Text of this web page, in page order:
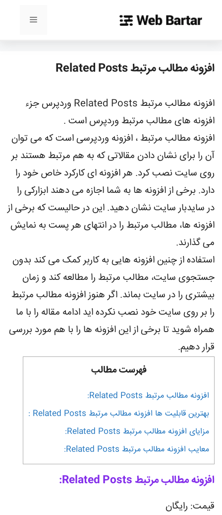
فهرست
افزونه مطالب مرتبط Related Posts
افزونه مطالب مرتبط Related Posts وردپرس جزء
افزونه های مطالب مرتبط وردپرس است .
افزونه مطالب مرتبط ، افزونه وردپرسی است که می توان
آن را برای نشان دادن مقالاتی که به هم مرتبط هستند بر
روی سایت نصب کرد. هر افزونه ای کارکرد خاص خود را
دارد. برخی از افزونه ها به شما اجازه می دهند ابزارکی را
در سایدبار سایت نشان دهید. این در حالیست که برخی از
افزونه ها، مطالب مرتبط را در انتهای هر پست به نمایش
می گذارند.
استفاده از چنین افزونه هایی به کاربر کمک می کند بدون
جستجوی سایت، مطالب مرتبط را مطالعه کند و زمان
بیشتری را در سایت بماند. اگر هنوز افزونه مطالب مرتبط
را بر روی سایت خود نصب نکرده اید ادامه مقاله را با ما
همراه شوید تا برخی از این افزونه ها را با هم مورد بررسی
قرار دهیم.
فهرست مطالب
افزونه مطالب مرتبط Related Posts:
بهترین قابلیت ها افزونه مطالب مرتبط Related Posts :
مزایای افزونه مطالب مرتبط Related Posts:
معایب افزونه مطالب مرتبط Related Posts:
افزونه مطالب مرتبط Related Posts:
قیمت: رایگان